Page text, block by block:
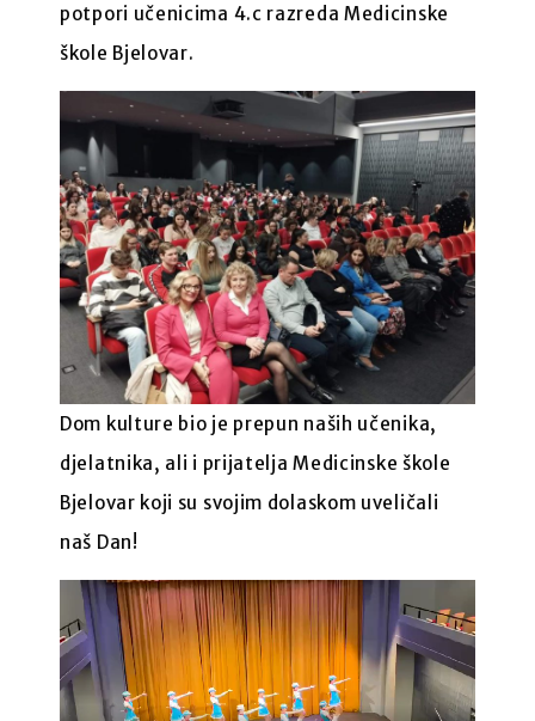
potpori učenicima 4.c razreda Medicinske
škole Bjelovar.
Dom kulture bio je prepun naših učenika,
djelatnika, ali i prijatelja Medicinske škole
Bjelovar koji su svojim dolaskom uveličali
naš Dan!